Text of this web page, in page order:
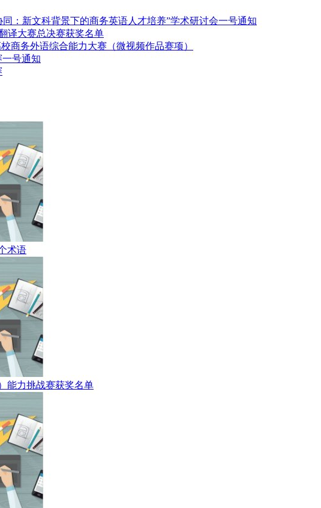
同：新文科背景下的商务英语人才培养”学术研讨会一号通知
译大赛总决赛获奖名单
商务外语综合能力大赛（微视频作品赛项）
号通知
术语
能力挑战赛获奖名单